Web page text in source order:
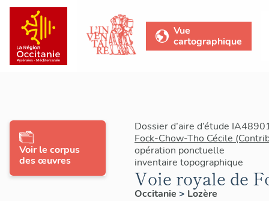
Vue
cartographique
Dossier d’aire d’étude
Fock-Chow-Tho Cécile
opération ponctuelle
inventaire topographique
Voie royale de
Occitanie > Lozère
Voir le corpus
des œuvres